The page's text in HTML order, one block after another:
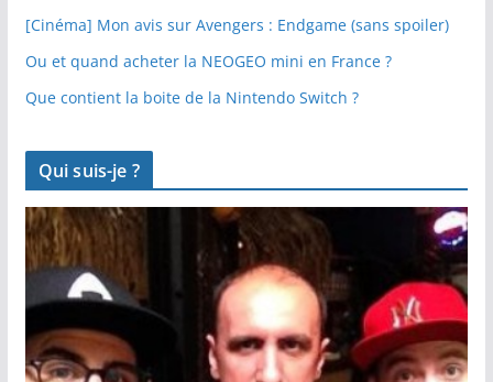
[Cinéma] Mon avis sur Avengers : Endgame (sans spoiler)
Ou et quand acheter la NEOGEO mini en France ?
Que contient la boite de la Nintendo Switch ?
Qui suis-je ?